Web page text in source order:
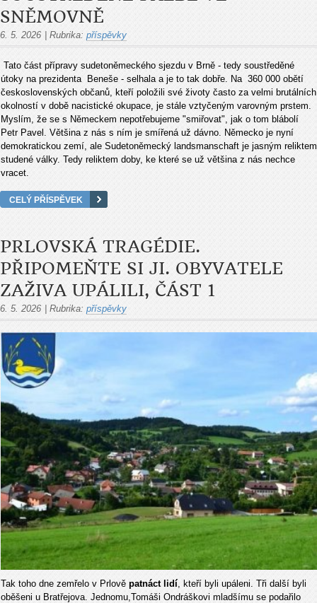
SNĚMOVNĚ
6. 5. 2026 Rubrika: příspěvky
Tato část přípravy sudetoněmeckého sjezdu v Brně - tedy soustředěné
útoky na prezidenta Beneše - selhala a je to tak dobře. Na 360 000 obětí
československých občanů, kteří položili své životy často za velmi brutálních
okolností v době nacistické okupace, je stále vztyčeným varovným prstem.
Myslím, že se s Německem nepotřebujeme "smiřovat", jak o tom blábolí
Petr Pavel. Většina z nás s ním je smířená už dávno. Německo je nyní
demokratickou zemí, ale Sudetoněmecký landsmanschaft je jasným reliktem
studené války. Tedy reliktem doby, ke které se už většina z nás nechce
vracet.
CELÝ PŘÍSPĚVEK
PRLOVSKÁ TRAGÉDIE.
PŘIPOMEŇTE SI JI. OBYVATELE
ZAŽIVA UPÁLILI, ČÁST 1
6. 5. 2026 Rubrika: příspěvky
Tak toho dne zemřelo v Prlově patnáct lidí , kteří byli upáleni. Tři další byli
oběšeni u Bratřejova. Jednomu,Tomáši Ondráškovi mladšímu se podařilo